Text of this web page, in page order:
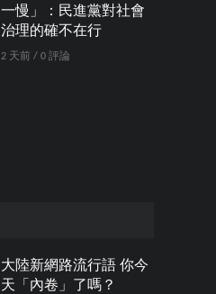
一慢」：民進黨對社會
治理的確不在行
2 天前 / 0 評論
大陸新網路流行語 你今
天「內卷」了嗎？